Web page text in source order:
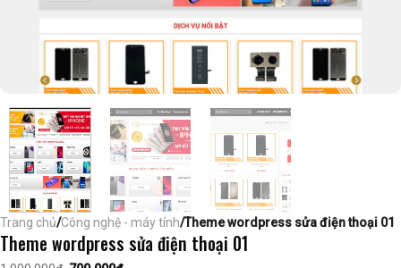
Trang chủ/Công nghệ - máy tính/Theme wordpress sửa điện thoại 01
Theme wordpress sửa điện thoại 01